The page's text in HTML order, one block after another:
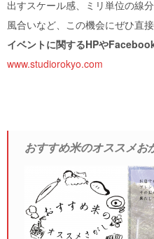
出すスケール感、ミリ単位の線
風合いなど、この機会にぜひ直接
イベントに関するHPや
www.studiorokyo.com
おすすめ米のオススメお